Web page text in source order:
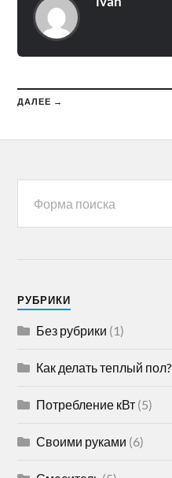
ДАЛЕЕ →
РУБРИКИ
Без рубрики (1)
Как делать теплый пол?
Потребление кВт (5)
Своими руками (6)